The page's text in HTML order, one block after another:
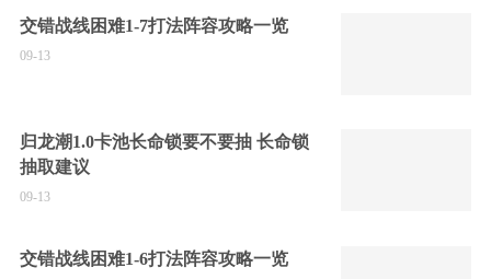
交错战线困难1-7打法阵容攻略一览
09-13
归龙潮1.0卡池长命锁要不要抽 长命锁
抽取建议
09-13
交错战线困难1-6打法阵容攻略一览